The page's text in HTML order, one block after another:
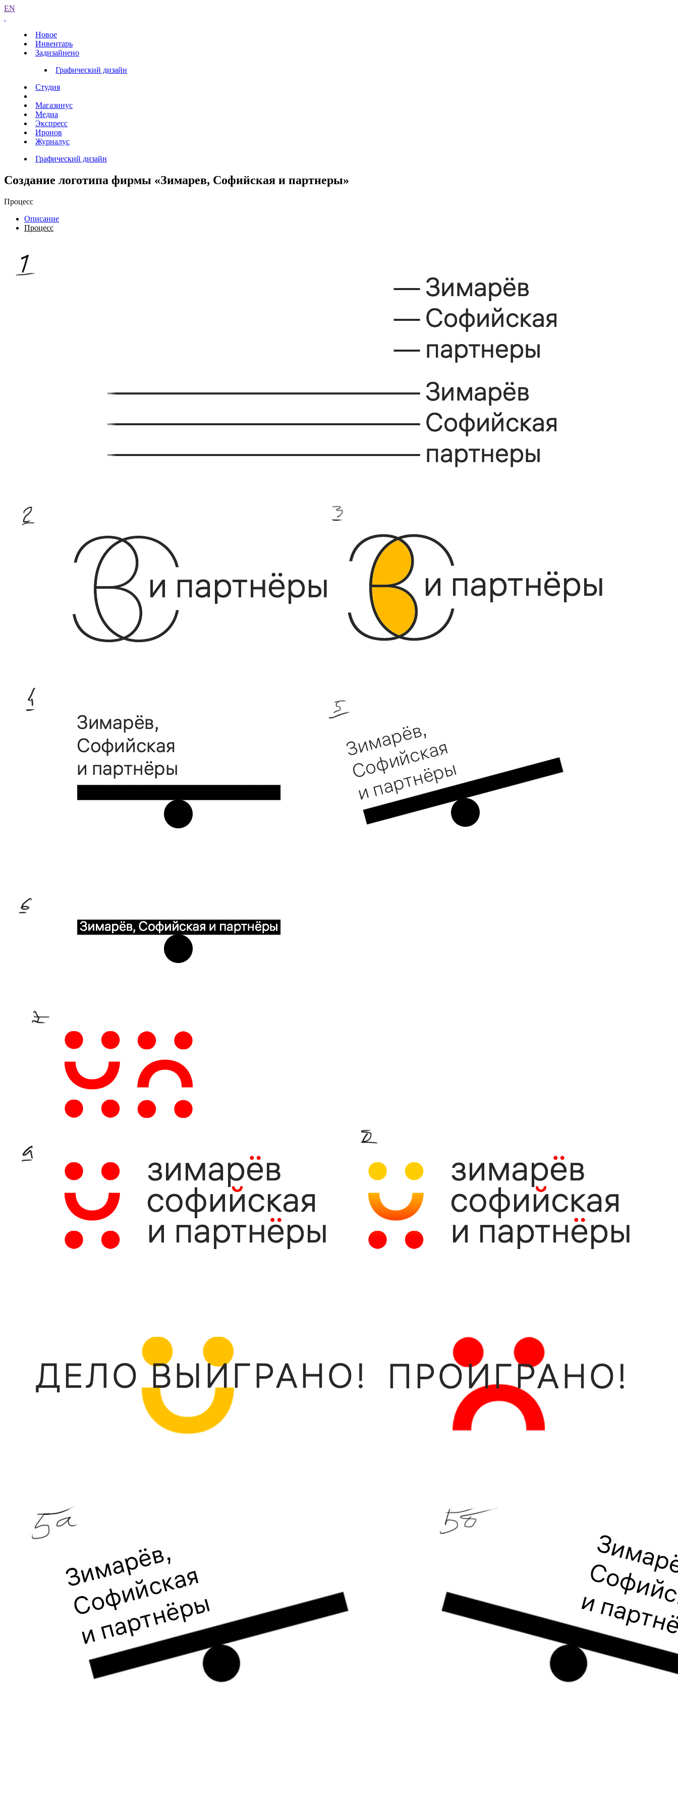
EN
Новое
Инвентарь
Задизайнено
Графический дизайн
Студия
Магазинус
Медиа
Экспресс
Иронов
Журналус
Графический дизайн
Создание логотипа фирмы «Зимарев, Софийская и партнеры»
Процесс
Описание
Процесс